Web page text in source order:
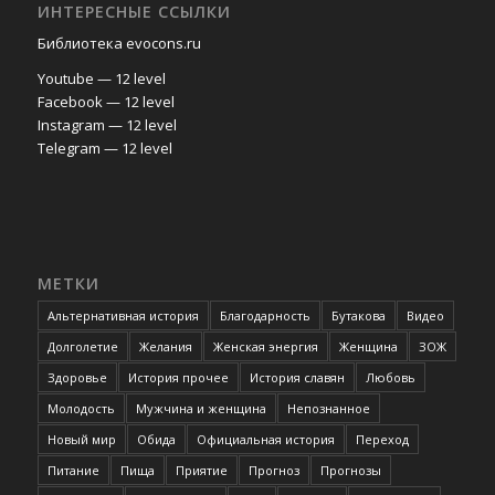
ИНТЕРЕСНЫЕ ССЫЛКИ
Библиотека evocons.ru
Youtube — 12 level
Facebook — 12 level
Instagram — 12 level
Telegram — 12 level
МЕТКИ
Альтернативная история Благодарность Бутакова
Видео
Долголетие
Желания Женская энергия Женщина
ЗОЖ
Здоровье
История прочее История славян
Любовь
Молодость
Мужчина и женщина
Непознанное
Новый мир
Обида Официальная история
Переход
Питание
Пища Приятие Прогноз
Прогнозы